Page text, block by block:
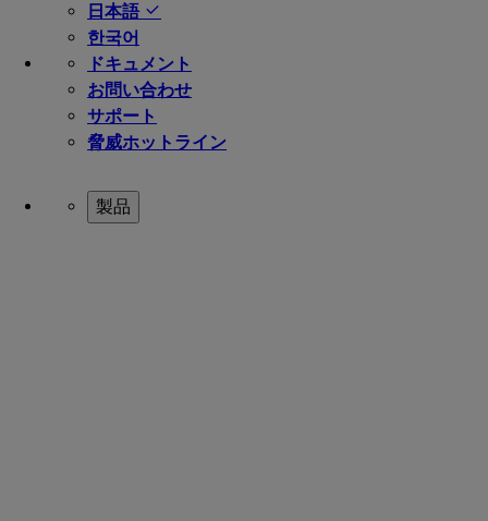
日本語
한국어
ドキュメント
お問い合わせ
サポート
脅威ホットライン
製品